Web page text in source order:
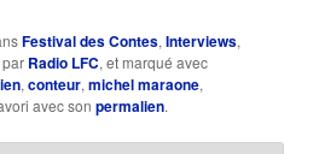
Festival des Contes,Interviews,
par Radio LFC, et marqué avec
,conteur,michel maraone,
avec sonpermalien.